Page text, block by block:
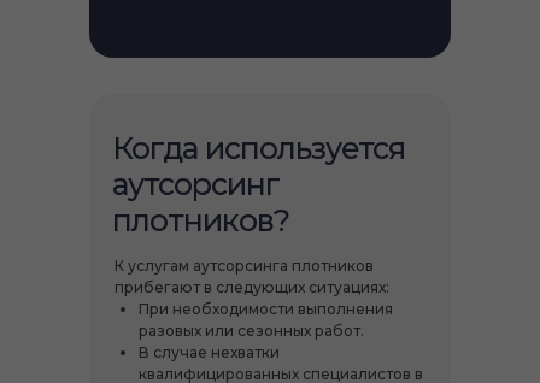
К услугам аутсорсинга плотников
прибегают в следующих ситуациях:
При необходимости выполнения
разовых или сезонных работ.
В случае нехватки
квалифицированных специалистов в
Когда используется
аутсорсинг
плотников?